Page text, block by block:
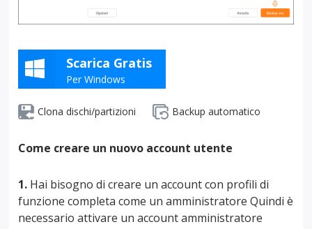
Scarica Gratis
Per Windows
Clona dischi/partizioni Backup automatico
Come creare un nuovo account utente
1. Hai bisogno di creare un account con profili di
funzione completa come un amministratore Quindi è
necessario attivare un account amministratore